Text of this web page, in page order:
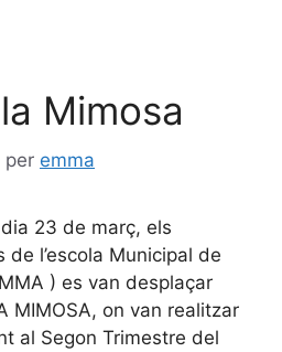
Mimosa
per emma
23 de març, els
l’escola Municipal de
) es van desplaçar
MIMOSA, on van realitzar
al Segon Trimestre del